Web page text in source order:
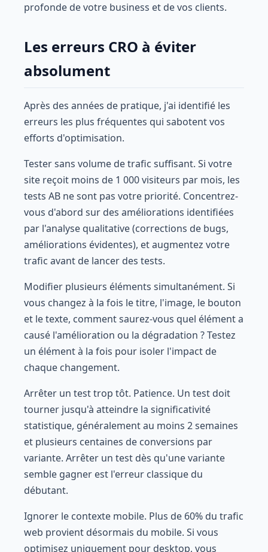
profonde de votre business et de vos clients.
Les erreurs CRO à éviter
absolument
Après des années de pratique, j'ai identifié les
erreurs les plus fréquentes qui sabotent vos
efforts d'optimisation.
Tester sans volume de trafic suffisant. Si votre
site reçoit moins de 1 000 visiteurs par mois, les
tests AB ne sont pas votre priorité. Concentrez-
vous d'abord sur des améliorations identifiées
par l'analyse qualitative (corrections de bugs,
améliorations évidentes), et augmentez votre
trafic avant de lancer des tests.
Modifier plusieurs éléments simultanément. Si
vous changez à la fois le titre, l'image, le bouton
et le texte, comment saurez-vous quel élément a
causé l'amélioration ou la dégradation ? Testez
un élément à la fois pour isoler l'impact de
chaque changement.
Arrêter un test trop tôt. Patience. Un test doit
tourner jusqu'à atteindre la significativité
statistique, généralement au moins 2 semaines
et plusieurs centaines de conversions par
variante. Arrêter un test dès qu'une variante
semble gagner est l'erreur classique du
débutant.
Ignorer le contexte mobile. Plus de 60% du trafic
web provient désormais du mobile. Si vous
optimisez uniquement pour desktop, vous